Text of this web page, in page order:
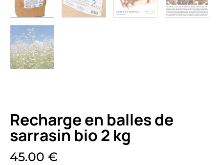
Recharge en balles de
sarrasin bio 2 kg
45.00 €